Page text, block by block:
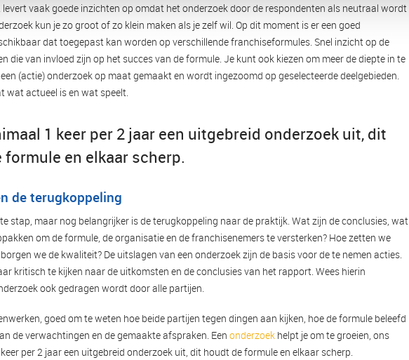
vaak goede inzichten op omdat het onderzoek door de respondenten als neutraal wordt
kun je zo groot of zo klein maken als je zelf wil. Op dit moment is er een goed
dat toegepast kan worden op verschillende franchiseformules. Snel inzicht op de
die van invloed zijn op het succes van de formule. Je kunt ook kiezen om meer de diepte in te
(actie) onderzoek op maat gemaakt en wordt ingezoomd op geselecteerde deelgebieden.
wat actueel is en wat speelt.
1 keer per 2 jaar een uitgebreid onderzoek uit, dit
formule en elkaar scherp.
de terugkoppeling
stap, maar nog belangrijker is de terugkoppeling naar de praktijk. Wat zijn de conclusies, wat
om de formule, de organisatie en de franchisenemers te versterken? Hoe zetten we
we de kwaliteit? De uitslagen van een onderzoek zijn de basis voor de te nemen acties.
kritisch te kijken naar de uitkomsten en de conclusies van het rapport. Wees hierin
ook gedragen wordt door alle partijen.
goed om te weten hoe beide partijen tegen dingen aan kijken, hoe de formule beleefd
de verwachtingen en de gemaakte afspraken. Eenonderzoek helpt je om te groeien, ons
per 2 jaar een uitgebreid onderzoek uit, dit houdt de formule en elkaar scherp.